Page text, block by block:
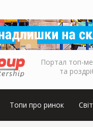
Портал топ-
та
Топи про ринок